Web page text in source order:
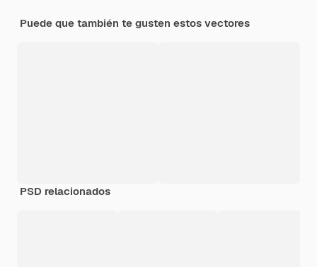
Puede que también te gusten estos vectores
PSD relacionados